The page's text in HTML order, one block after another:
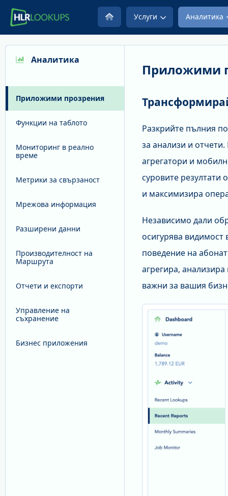
Услуги Аналитика
Аналитика
Приложими прозрения
Функции на таблото
Мониторинг в реално
време
Метрики за свързаност
Мрежова информация
Разширени данни
Производителност на
Маршрута
Отчети и експорти
Управление на
съхранение
Бизнес приложения
Приложими
Разкрийте пълния
за анализи и
агрегатори и
суровите резултати
и максимизира
Независимо дали
осигурява
поведение на
агрегира,
важни за вашия